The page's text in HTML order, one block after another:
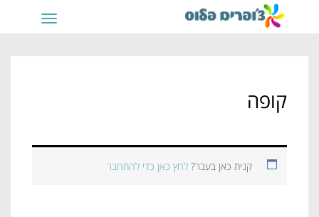
תפריט
קופה
קנית כאן בעבר? לחץ כאן כדי להתחבר